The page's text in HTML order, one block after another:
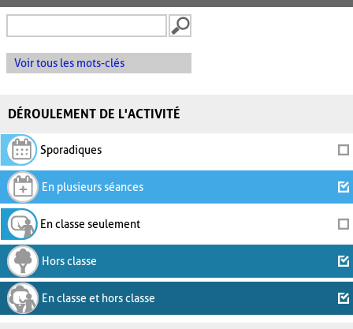
Voir tous les mots-clés
DÉROULEMENT DE L'ACTIVITÉ
Sporadiques
En plusieurs séances
En classe seulement
Hors classe
En classe et hors classe